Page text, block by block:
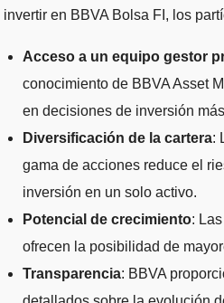
invertir en BBVA Bolsa FI, los
Acceso a un equipo gestor
conocimiento de BBVA Asset
en decisiones de inversión
Diversificación de la cartera:
gama de acciones reduce el
inversión en un solo activo.
Potencial de crecimiento:
ofrecen la posibilidad de
Transparencia: BBVA